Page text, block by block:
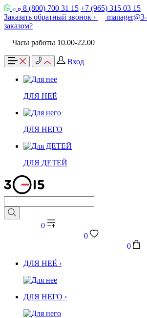
8 (800) 700 31 15 +7 (965) 315 03 15
Заказать обратный звонок ›
заказом?
Часы работы 10.00-22.00
Вход
ДЛЯ НЕЁ
ДЛЯ НЕГО
ДЛЯ ДЕТЕЙ
0
0
0
ДЛЯ НЕЁ ›
ДЛЯ НЕГО ›